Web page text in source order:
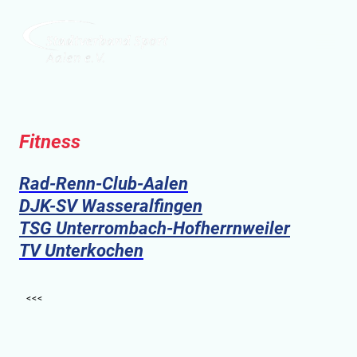
Fitness
Rad-Renn-Club-Aalen
DJK-SV Wasseralfingen
TSG Unterrombach-Hofherrnweiler
TV Unterkochen
<<<